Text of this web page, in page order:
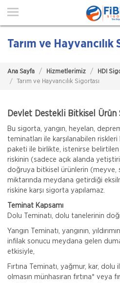
Ana Sayfa
Poliçe Hatırlat
TEKLİF AL
Tarım ve Hayvancılık
Ana Sayfa Hizmetlerimiz
HDI
Tarım ve Hayvancılık Sigortası
Devlet Destekli Bitkisel Ürün
Bu sigorta, yangın, heyelan,
teminatları ile karşılanabilen
paketi ile birlikte, istenirse
riskinin (sadece açık alanda
doğruya bitkisel ürünlerin (meyve,
miktarında meydana getirdiği
riskine karşı sigorta yapılamaz.
Teminat Kapsamı
Dolu Teminatı, dolu tanelerinin
Yangın Teminatı, yangının,
infilak sonucu meydana gelen
etkisiyle,
Fırtına Teminatı, yağmur, kar,
olmasın münhasıran fırtına* veya